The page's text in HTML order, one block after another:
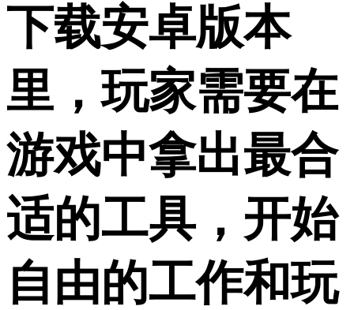
下载安卓版本
里，玩家需要在
游戏中拿出最合
适的工具，开始
自由的工作和玩